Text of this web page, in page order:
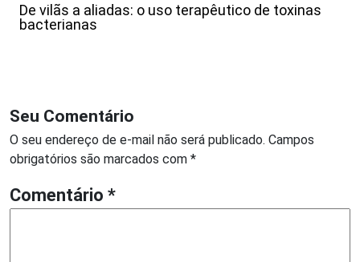
De vilãs a aliadas: o uso terapêutico de toxinas
bacterianas
Seu Comentário
O seu endereço de e-mail não será publicado. Campos
obrigatórios são marcados com *
Comentário *